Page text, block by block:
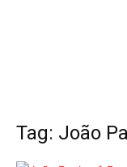
Tag: João